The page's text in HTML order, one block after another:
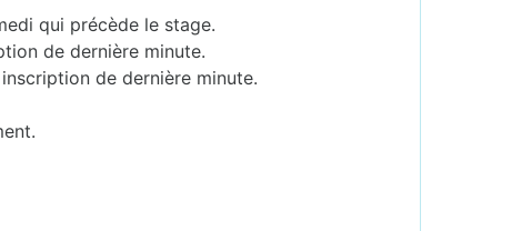
qui précède le stage.
de dernière minute.
de dernière minute.